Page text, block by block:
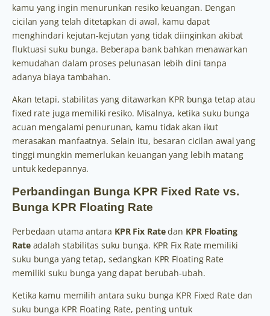
kamu yang ingin menurunkan resiko keuangan. Dengan
cicilan yang telah ditetapkan di awal, kamu dapat
menghindari kejutan-kejutan yang tidak diinginkan akibat
fluktuasi suku bunga. Beberapa bank bahkan menawarkan
kemudahan dalam proses pelunasan lebih dini tanpa
adanya biaya tambahan.
Akan tetapi, stabilitas yang ditawarkan KPR bunga tetap atau
fixed rate juga memiliki resiko. Misalnya, ketika suku bunga
acuan mengalami penurunan, kamu tidak akan ikut
merasakan manfaatnya. Selain itu, besaran cicilan awal yang
tinggi mungkin memerlukan keuangan yang lebih matang
untuk kedepannya.
Perbandingan Bunga KPR Fixed Rate vs.
Bunga KPR Floating Rate
Perbedaan utama antara KPR Fix Ratedan KPR Floating
Rateadalah stabilitas suku bunga. KPR Fix Rate memiliki
suku bunga yang tetap, sedangkan KPR Floating Rate
memiliki suku bunga yang dapat berubah-ubah.
Ketika kamu memilih antara suku bunga KPR Fixed Rate dan
suku bunga KPR Floating Rate, penting untuk